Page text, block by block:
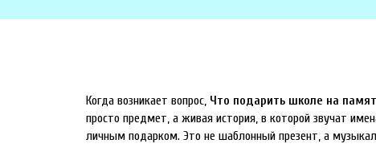
Когда возникает вопрос, Что подарить школе на
просто предмет, а живая история, в которой звучат
личным подарком. Это не шаблонный презент, а